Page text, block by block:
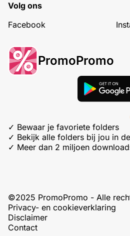
Volg ons
Facebook
PromoPromo
✓ Bewaar je favoriete folders
✓ Bekijk alle folders bij jou in
✓ Meer dan 2 miljoen
©2025 PromoPromo - Alle
Privacy- en cookieverklaring
Disclaimer
Contact